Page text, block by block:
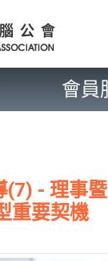
會員
(7) - 理事
重要契機